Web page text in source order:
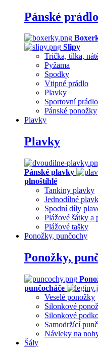
Pánské prádlo
Slipy
Trička, tílka,
Pyžama
Spodky
Vtipné prádlo
Plavky
Sportovní prádlo
Pánské ponožky
Plavky
Plavky
Pánské plavky
plnoštíhlé
Tankiny plavky
Jednodílné
Spodní díly
Plážové šátky a
Plážové tašky
Ponožky, punčochy
Ponožky,
punčocháče
Veselé ponožky
Silonkové
Silonkové
Samodržící
Návleky na
Šály